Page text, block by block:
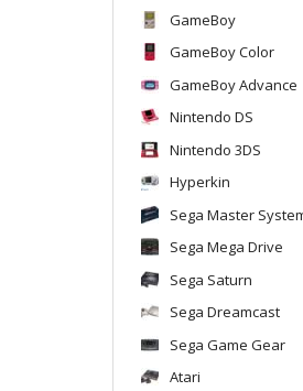
GameBoy
GameBoy Color
GameBoy Advance
Nintendo DS
Nintendo 3DS
Hyperkin
Sega Master
Sega Mega Drive
Sega Saturn
Sega Dreamcast
Sega Game Gear
Atari